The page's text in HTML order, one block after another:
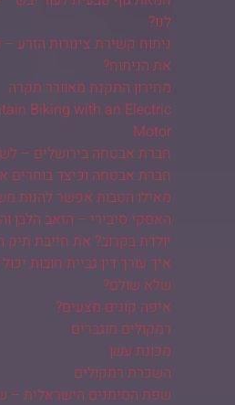
לנו?
ניתוח קשירת צינורות
את הניתוח?
מחירון התקנת מאוורר תקרה
Biking with an Electric
Motor
חברת אבטחה בירושלים –
חברת אבטחה וכיצד בוחרים
מאילו הטבות אפשר להנות
האסקי סיבירי – הזאב הלבן
יולדת בקרוב? את חייבת
איך עורך דין גביית חובות
שלא שולם?
איפה קונים מצעים?
רמקולים מוגברים
מכונת עשן
השכרת רמקולים
שפת הסימנים הישראלית –